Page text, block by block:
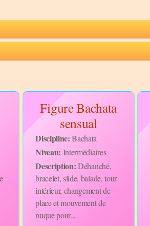
Figure Bachata
sensual
Discipline:Bachata
Niveau: Intermédiaires
Description:Déhanché,
bracelet, slide, balade, tour
intérieur, changement de
place et mouvement de
nuque pour...